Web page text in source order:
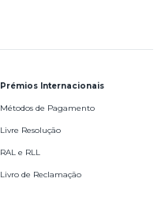
Prémios Internacionais
Métodos de Pagamento
Livre Resolução
RAL e RLL
Livro de Reclamação